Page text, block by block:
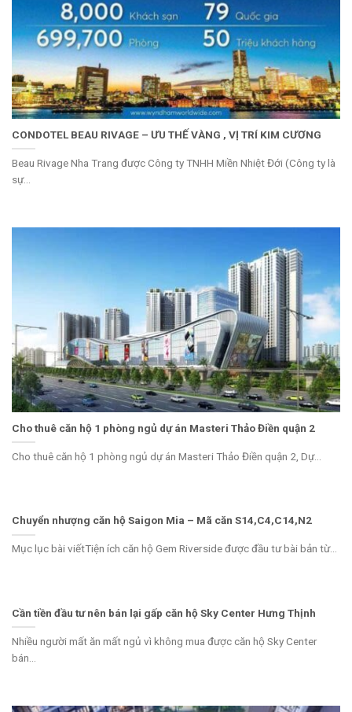
CONDOTEL BEAU RIVAGE – ƯU THẾ VÀNG , VỊ TRÍ KIM CƯƠNG
Beau Rivage Nha Trang được Công ty TNHH Miền Nhiệt Đới (Công ty là
sự...
Cho thuê căn hộ 1 phòng ngủ dự án Masteri Thảo Điền quận 2
Cho thuê căn hộ 1 phòng ngủ dự án Masteri Thảo Điền quận 2, Dự...
Chuyển nhượng căn hộ Saigon Mia – Mã căn S14,C4,C14,N2
Mục lục bài viếtTiện ích căn hộ Gem Riverside được đầu tư bài bản từ...
Cần tiền đầu tư nên bán lại gấp căn hộ Sky Center Hưng Thịnh
Nhiều người mất ăn mất ngủ vì không mua được căn hộ Sky Center
bán...